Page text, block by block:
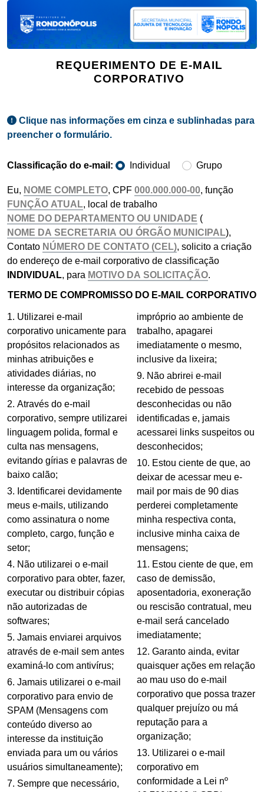
REQUERIMENTO DE E-MAIL
CORPORATIVO
Clique nas informações em cinza e sublinhadas para
preencher o formulário.
Classificação do e-mail: Individual Grupo
Eu, , CPF
, função
, local de trabalho
(
),
Contato
, solicito a criação
do endereço de e-mail corporativo de classificação
INDIVIDUAL, para
.
TERMO DE COMPROMISSO DO E-MAIL CORPORATIVO
Utilizarei e-mail
corporativo unicamente para
propósitos relacionados as
minhas atribuições e
atividades diárias, no
interesse da organização;
Através do e-mail
corporativo, sempre utilizarei
linguagem polida, formal e
culta nas mensagens,
evitando gírias e palavras de
baixo calão;
Identificarei devidamente
meus e-mails, utilizando
como assinatura o nome
completo, cargo, função e
setor;
Não utilizarei o e-mail
corporativo para obter, fazer,
executar ou distribuir cópias
não autorizadas de
softwares;
Jamais enviarei arquivos
através de e-mail sem antes
examiná-lo com antivírus;
Jamais utilizarei o e-mail
corporativo para envio de
SPAM (Mensagens com
conteúdo diverso ao
interesse da instituição
enviada para um ou vários
usuários simultaneamente);
Sempre que necessário,
impróprio ao ambiente de
trabalho, apagarei
imediatamente o mesmo,
inclusive da lixeira;
Não abrirei e-mail
recebido de pessoas
desconhecidas ou não
identificadas e, jamais
acessarei links suspeitos ou
desconhecidos;
Estou ciente de que, ao
deixar de acessar meu e-
mail por mais de 90 dias
perderei completamente
minha respectiva conta,
inclusive minha caixa de
mensagens;
Estou ciente de que, em
caso de demissão,
aposentadoria, exoneração
ou rescisão contratual, meu
e-mail será cancelado
imediatamente;
Garanto ainda, evitar
quaisquer ações em relação
ao mau uso do e-mail
corporativo que possa trazer
qualquer prejuízo ou má
reputação para a
organização;
Utilizarei o e-mail
corporativo em
conformidade a Lei nº